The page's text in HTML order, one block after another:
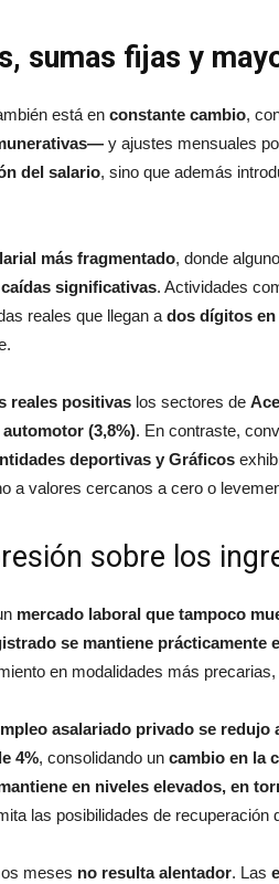
sumas fijas y
está en constante cambio,
y ajustes mensuales
del salario, sino que además
más fragmentado, donde
caídas significativas. Actividades
reales que llegan a dos dígitos
reales positivas los sectores de
(3,8%). En contraste,
deportivas y Gráficos
a valores cercanos a cero o
sobre los
mercado laboral que tampoco
se mantiene prácticamente
en modalidades más
asalariado privado se redujo
4%, consolidando un cambio en la
en niveles elevados, en
las posibilidades de recuperación
meses no resulta alentador. Las